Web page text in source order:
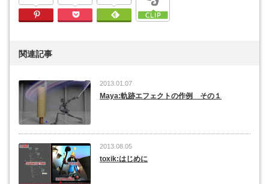
Pinterest Pocket Feedly
関連記事
2013.01.07
Maya:軌跡エフェクトの作例 その１
2013.08.05
toxik:はじめに